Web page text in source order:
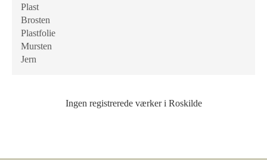
Plast
Brosten
Plastfolie
Mursten
Jern
Ingen registrerede værker i Roskilde